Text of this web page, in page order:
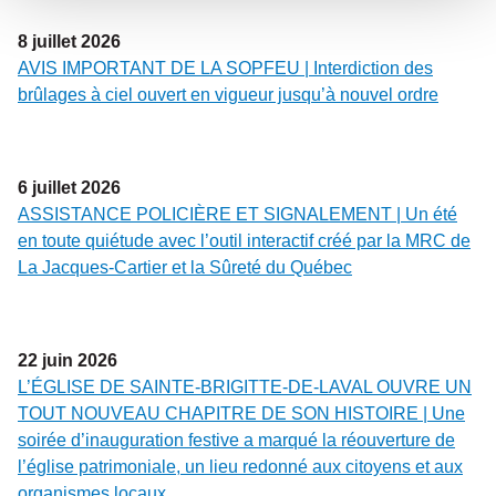
8 juillet 2026
AVIS IMPORTANT DE LA SOPFEU | Interdiction des
brûlages à ciel ouvert en vigueur jusqu’à nouvel ordre
6 juillet 2026
ASSISTANCE POLICIÈRE ET SIGNALEMENT | Un été
en toute quiétude avec l’outil interactif créé par la MRC de
La Jacques-Cartier et la Sûreté du Québec
22 juin 2026
L’ÉGLISE DE SAINTE-BRIGITTE-DE-LAVAL OUVRE UN
TOUT NOUVEAU CHAPITRE DE SON HISTOIRE | Une
soirée d’inauguration festive a marqué la réouverture de
l’église patrimoniale, un lieu redonné aux citoyens et aux